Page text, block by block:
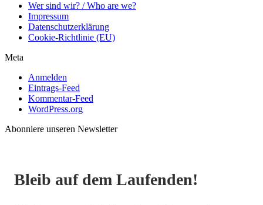
Wer sind wir? / Who are we?
Impressum
Datenschutzerklärung
Cookie-Richtlinie (EU)
Meta
Anmelden
Eintrags-Feed
Kommentar-Feed
WordPress.org
Abonniere unseren Newsletter
Bleib auf dem Laufenden!